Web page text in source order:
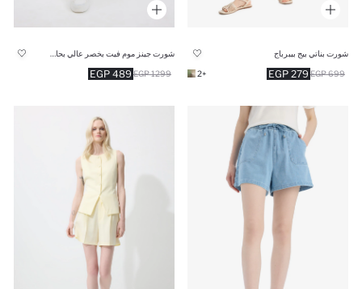
شورت بناتي بيج بيبرباج
279 EGP 699 EGP
+2
489 EGP 1299 EGP